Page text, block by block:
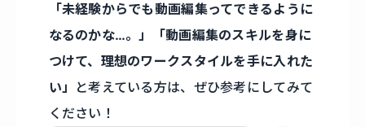
「未経験からでも動画編集ってできるように
なるのかな…。」「動画編集のスキルを身に
つけて、理想のワークスタイルを手に入れた
い」
と考えている方は、ぜひ参考にしてみて
ください！